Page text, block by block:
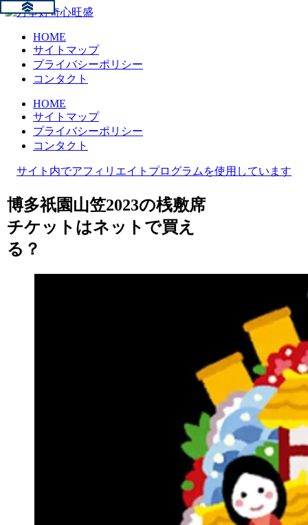
HOME
サイトマップ
プライバシーポリシー
コンタクト
HOME
サイトマップ
プライバシーポリシー
コンタクト
サイト内でアフィリエイトプログラムを使用しています
博多祇園山笠2023の桟敷席
チケットはネットで買え
る？